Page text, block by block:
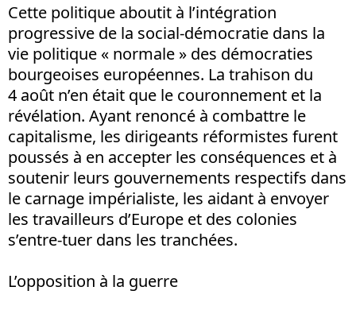
Cette politique aboutit à l’intégration
progressive de la social-démocratie dans la
vie politique « normale » des démocraties
bourgeoises européennes. La trahison du
4 août n’en était que le couronnement et la
révélation. Ayant renoncé à combattre le
capitalisme, les dirigeants réformistes furent
poussés à en accepter les conséquences et à
soutenir leurs gouvernements respectifs dans
le carnage impérialiste, les aidant à envoyer
les travailleurs d’Europe et des colonies
s’entre-tuer dans les tranchées.
L’opposition à la guerre